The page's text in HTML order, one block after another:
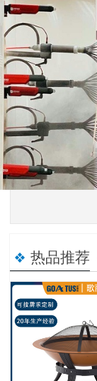
热品推荐